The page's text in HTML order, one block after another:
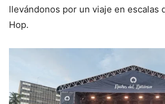
llevándonos por un viaje en escalas
Hop.